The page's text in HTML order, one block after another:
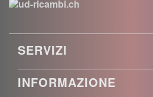
SERVIZI
INFORMAZIONE